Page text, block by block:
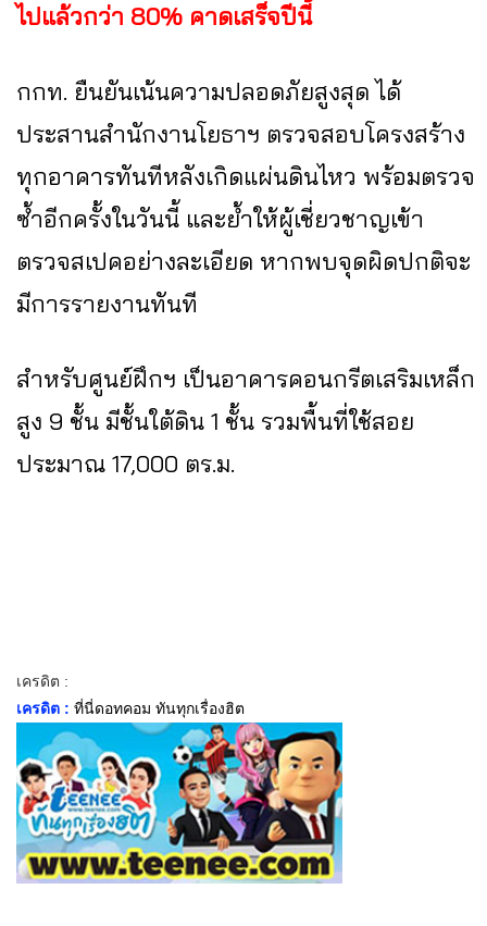
ไปแล้วกว่า 80% คาดเสร็จปีนี้
กกท. ยืนยันเน้นความปลอดภัยสูงสุด ได้
ประสานสำนักงานโยธาฯ ตรวจสอบโครงสร้าง
ทุกอาคารทันทีหลังเกิดแผ่นดินไหว พร้อมตรวจ
ซ้ำอีกครั้งในวันนี้ และย้ำให้ผู้เชี่ยวชาญเข้า
ตรวจสเปคอย่างละเอียด หากพบจุดผิดปกติจะ
มีการรายงานทันที
สำหรับศูนย์ฝึกฯ เป็นอาคารคอนกรีตเสริมเหล็ก
สูง 9 ชั้น มีชั้นใต้ดิน 1 ชั้น รวมพื้นที่ใช้สอย
ประมาณ 17,000 ตร.ม.
เครดิต :
เครดิต : ที่นี่ดอทคอม ทันทุกเรื่องฮิต